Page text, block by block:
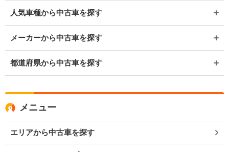
人気車種から中古車を探す
メーカーから中古車を探す
都道府県から中古車を探す
メニュー
エリアから中古車を探す